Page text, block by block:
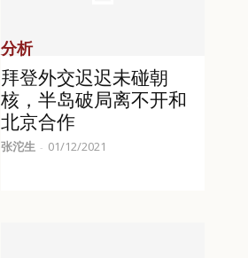
分析
拜登外交迟迟未碰朝
核，半岛破局离不开和
北京合作
张沱生 - 01/12/2021